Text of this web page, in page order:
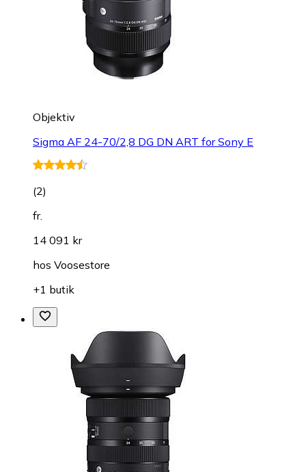
Objektiv
Sigma AF 24-70/2,8 DG DN ART for Sony E
(2)
fr.
14 091 kr
hos Voosestore
+1 butik